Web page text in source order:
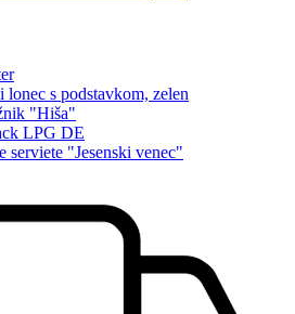
s podstavkom, zelen
"Hiša"
LPG DE
serviete "Jesenski venec"